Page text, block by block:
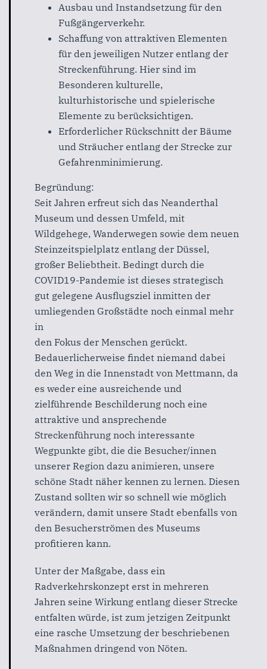
Ausbau und Instandsetzung für den
Fußgängerverkehr.
Schaffung von attraktiven Elementen
für den jeweiligen Nutzer entlang der
Streckenführung. Hier sind im
Besonderen kulturelle,
kulturhistorische und spielerische
Elemente zu berücksichtigen.
Erforderlicher Rückschnitt der Bäume
und Sträucher entlang der Strecke zur
Gefahrenminimierung.
Begründung:
Seit Jahren erfreut sich das Neanderthal
Museum und dessen Umfeld, mit
Wildgehege, Wanderwegen sowie dem neuen
Steinzeitspielplatz entlang der Düssel,
großer Beliebtheit. Bedingt durch die
COVID19-Pandemie ist dieses strategisch
gut gelegene Ausflugsziel inmitten der
umliegenden Großstädte noch einmal mehr
in
den Fokus der Menschen gerückt.
Bedauerlicherweise findet niemand dabei
den Weg in die Innenstadt von Mettmann, da
es weder eine ausreichende und
zielführende Beschilderung noch eine
attraktive und ansprechende
Streckenführung noch interessante
Wegpunkte gibt, die die Besucher/innen
unserer Region dazu animieren, unsere
schöne Stadt näher kennen zu lernen. Diesen
Zustand sollten wir so schnell wie möglich
verändern, damit unsere Stadt ebenfalls von
den Besucherströmen des Museums
profitieren kann.
Unter der Maßgabe, dass ein
Radverkehrskonzept erst in mehreren
Jahren seine Wirkung entlang dieser Strecke
entfalten würde, ist zum jetzigen Zeitpunkt
eine rasche Umsetzung der beschriebenen
Maßnahmen dringend von Nöten.